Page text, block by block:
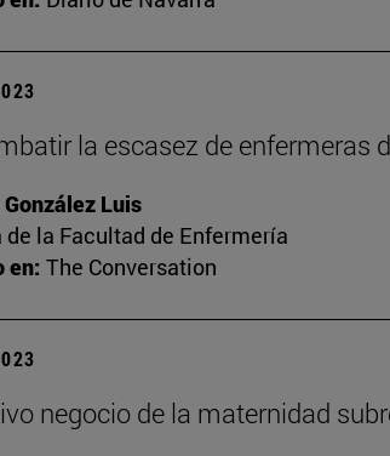
la escasez de enfermeras
Luis
de la Facultad de Enfermería
en: The Conversation
negocio de la maternidad